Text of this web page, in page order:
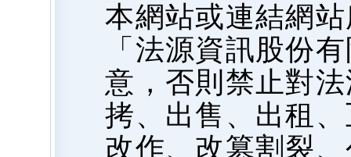
本網站或連結網
「法源資訊股份
意，否則禁止對
拷、出售、出租
改作、改篡割裂